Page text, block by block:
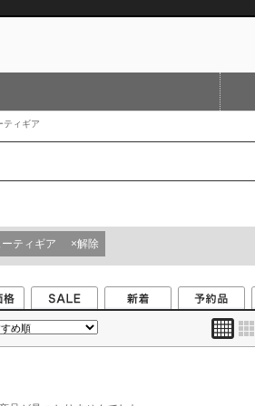
ティギア
ーティギア ×解除